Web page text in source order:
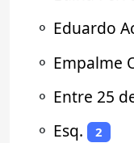
⚬ Eduardo
⚬ Empalme
⚬ Entre 25
⚬ Esq. 2